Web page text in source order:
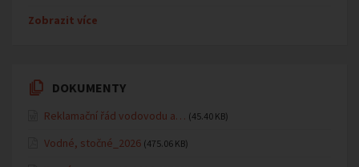
Zobrazit více
DOKUMENTY
Reklamační řád vodovodu a… (45.40 KB)
Vodné, stočné_2026 (475.06 KB)